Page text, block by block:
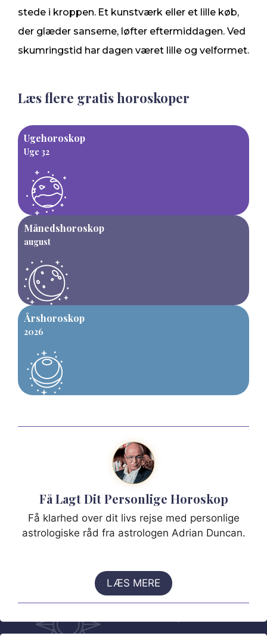
stede i kroppen. Et kunstværk eller et lille køb,
der glæder sanserne, løfter eftermiddagen. Ved
skumringstid har dagen været lille og velformet.
Læs flere gratis horoskoper
Ugehoroskop
Uge 32
Månedshoroskop
august
Årshoroskop
2026
Få Lagt Dit Personlige Horoskop
Få klarhed over dit livs rejse med personlige
astrologiske råd fra astrologen Adrian Duncan.
LÆS MERE